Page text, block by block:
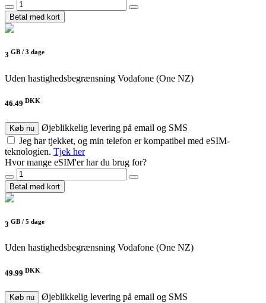
Betal med kort
3 GB / 3 dage
Uden hastighedsbegrænsning Vodafone (One NZ)
46.49 DKK
Køb nu
Øjeblikkelig levering på email og SMS
Jeg har tjekket, og min telefon er kompatibel med eSIM-
teknologien. Tjek her
Hvor mange eSIM'er har du brug for?
Betal med kort
3 GB / 5 dage
Uden hastighedsbegrænsning Vodafone (One NZ)
49.99 DKK
Køb nu
Øjeblikkelig levering på email og SMS